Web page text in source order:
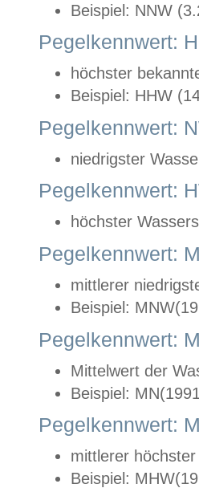
Beispiel: NNW
Pegelkennwert:
höchster
Beispiel: HHW
Pegelkennwert:
niedrigster
Pegelkennwert:
höchster
Pegelkennwert:
mittlerer
Beispiel:
Pegelkennwert:
Mittelwert der
Beispiel:
Pegelkennwert:
mittlerer
Beispiel: